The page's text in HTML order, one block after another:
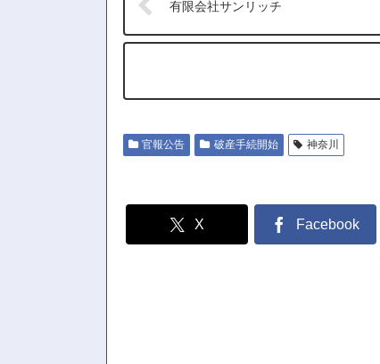
有限会社サンリッチ
官報公告 破産手続開始 神奈川
X Facebook